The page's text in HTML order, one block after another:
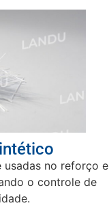
usadas no reforço e
o controle de